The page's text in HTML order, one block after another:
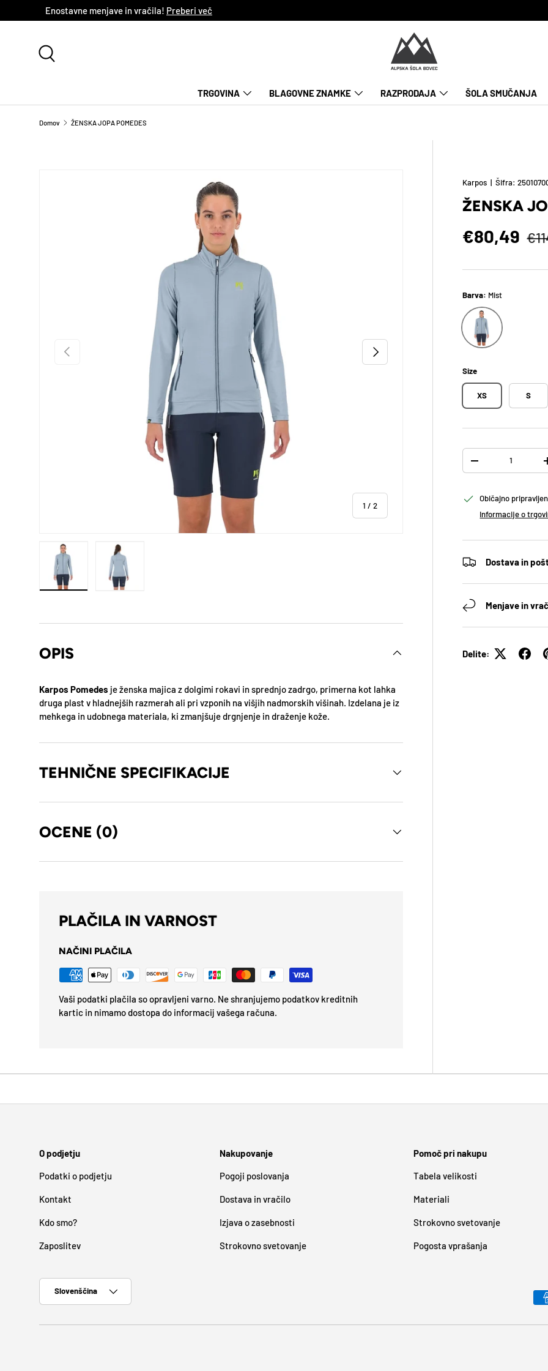
NADALJUJ NA VSEBINO
Enostavne menjave in vračila!Preberi več
TRGOVINA BLAGOVNE ZNAMKE RAZPRODAJA ŠOLA SMUČANJA
Domov ŽENSKA JOPA POMEDES
PREJŠNJI
1 /od
2
NASLEDNJI
Karpos |Šifra:
ŽENSKA
Znižana
€80,49
Barva: Mist
Mist
Size
XS S
Količina
ODTRANITE
Običajno
Informacije o
Dostava in
Menjave in
Delite:
OPIS
Karpos Pomedes je ženska majica z dolgimi rokavi in sprednjo zadrgo, primerna kot lahka
druga plast v hladnejših razmerah ali pri vzponih na višjih nadmorskih višinah. Izdelana je iz
mehkega in udobnega materiala, ki zmanjšuje drgnjenje in draženje kože.
TEHNIČNE SPECIFIKACIJE
OCENE (0)
PLAČILA IN VARNOST
NAČINI PLAČILA
Vaši podatki plačila so opravljeni varno. Ne shranjujemo podatkov kreditnih
kartic in nimamo dostopa do informacij vašega računa.
O podjetju
Podatki o podjetju
Kontakt
Kdo smo?
Zaposlitev
Nakupovanje
Pogoji poslovanja
Dostava in vračilo
Izjava o zasebnosti
Strokovno svetovanje
Pomoč pri nakupu
Tabela velikosti
Materiali
Strokovno svetovanje
Pogosta vprašanja
Jezik
Slovenščina